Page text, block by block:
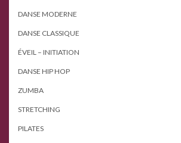
DANSE MODERNE
DANSE CLASSIQUE
ÉVEIL – INITIATION
DANSE HIP HOP
ZUMBA
STRETCHING
PILATES